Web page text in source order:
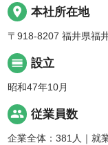
place 本社所在地
〒918-8207 福井県福
calendar_view_day 設立
昭和47年10月
people 従業員数
企業全体：381人｜就